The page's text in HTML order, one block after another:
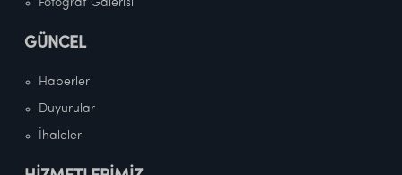
Fotoğraf Galerisi
GÜNCEL
Haberler
Duyurular
İhaleler